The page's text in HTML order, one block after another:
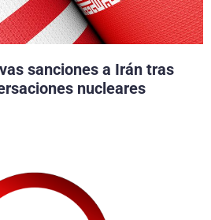
sanciones a Irán tras
nucleares